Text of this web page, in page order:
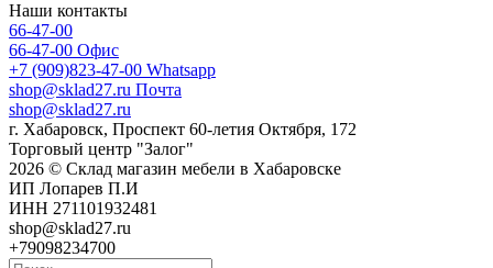
Наши контакты
66-47-00
66-47-00 Офис
+7 (909)823-47-00 Whatsapp
shop@sklad27.ru Почта
shop@sklad27.ru
г. Хабаровск, Проспект 60-летия Октября, 172
Торговый центр "Залог"
2026 © Склад магазин мебели в Хабаровске
ИП Лопарев П.И
ИНН 271101932481
shop@sklad27.ru
+79098234700